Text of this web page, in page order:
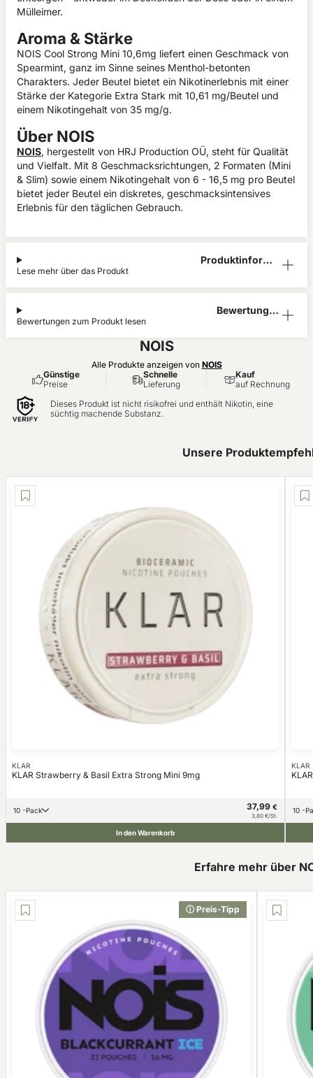
Mülleimer.
Aroma & Stärke
NOIS Cool Strong Mini 10,6mg liefert einen Geschmack von
Spearmint, ganz im Sinne seines Menthol-betonten
Charakters. Jeder Beutel bietet ein Nikotinerlebnis mit einer
Stärke der Kategorie Extra Stark mit 10,61 mg/Beutel und
einem Nikotingehalt von 35 mg/g.
Über NOIS
NOIS, hergestellt von HRJ Production OÜ, steht für Qualität
und Vielfalt. Mit 8 Geschmacksrichtungen, 2 Formaten (Mini
& Slim) sowie einem Nikotingehalt von 6 - 16,5 mg pro Beutel
bietet jeder Beutel ein diskretes, geschmacksintensives
Erlebnis für den täglichen Gebrauch.
Produktinform
Lese mehr über das Produkt
Bewertunge
Bewertungen zum Produkt lesen
NOIS
Alle Produkte anzeigen von NOIS
Günstige
Preise
Schnelle
Lieferung
Kauf
auf Rechnung
Dieses Produkt ist nicht risikofrei und enthält Nikotin, eine
süchtig machende Substanz.
Unsere
KLAR
KLAR Strawberry & Basil Extra Strong Mini 9mg
10 -Pack 37,99 €
3,80 €/St.
In den Warenkorb
KLAR
10 -
Erfahre mehr über
ⓘ Preis-Tipp